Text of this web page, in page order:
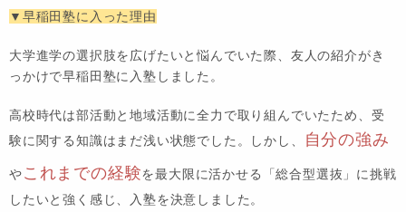
▼早稲田塾に入った理由
大学進学の選択肢を広げたいと悩んでいた際、友人の紹介がき
っかけで早稲田塾に入塾しました。
高校時代は部活動と地域活動に全力で取り組んでいたため、受
験に関する知識はまだ浅い状態でした。しかし、
自分の強み
やこれまでの経験を最大限に活かせる「総合型選抜」に挑戦
したいと強く感じ、入塾を決意しました。